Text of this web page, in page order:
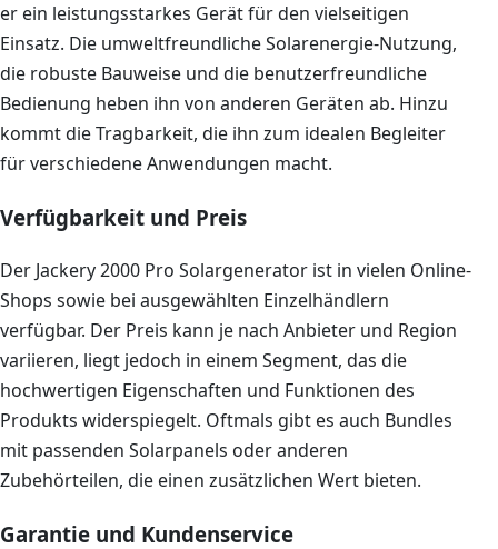
er ein leistungsstarkes Gerät für den vielseitigen
Einsatz. Die umweltfreundliche Solarenergie-Nutzung,
die robuste Bauweise und die benutzerfreundliche
Bedienung heben ihn von anderen Geräten ab. Hinzu
kommt die Tragbarkeit, die ihn zum idealen Begleiter
für verschiedene Anwendungen macht.
Verfügbarkeit und Preis
Der Jackery 2000 Pro Solargenerator ist in vielen Online-
Shops sowie bei ausgewählten Einzelhändlern
verfügbar. Der Preis kann je nach Anbieter und Region
variieren, liegt jedoch in einem Segment, das die
hochwertigen Eigenschaften und Funktionen des
Produkts widerspiegelt. Oftmals gibt es auch Bundles
mit passenden Solarpanels oder anderen
Zubehörteilen, die einen zusätzlichen Wert bieten.
Garantie und Kundenservice